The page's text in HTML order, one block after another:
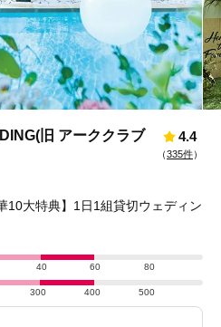
旧 アーククラブ
4.4
（335件）
大特典】1日1組貸切ウェディン
40 60 80
300 400 500